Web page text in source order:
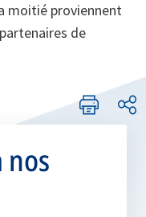
moitié proviennent
de
nos